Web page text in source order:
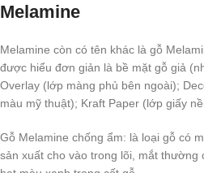
Melamine
Melamine còn có tên khác là gỗ
được hiểu đơn giản là bề mặt gỗ giả
Overlay (lớp màng phủ bên ngoài);
màu mỹ thuật); Kraft Paper (lớp giấy
Gỗ Melamine chống ẩm: là loại gỗ có
sản xuất cho vào trong lõi, mắt thường